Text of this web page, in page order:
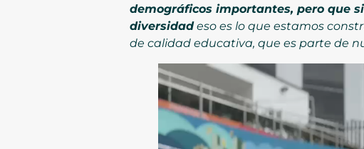
demográficos importantes, pero que
diversidadeso es lo que estamos
de calidad educativa, que es parte de